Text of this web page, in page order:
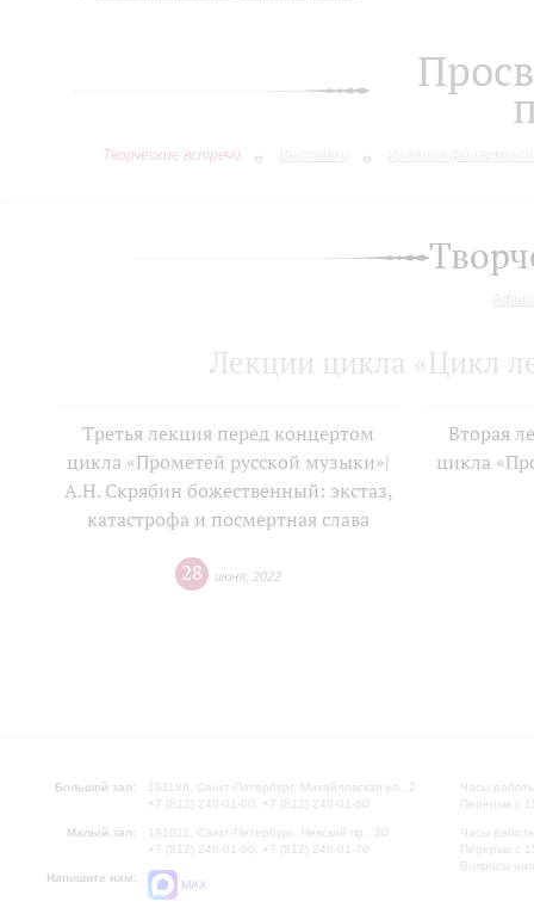
Творческие встречи
Лекции цикла «Цикл
Третья лекция перед концертом
цикла «Прометей русской музыки»|
А.Н. Скрябин божественный: экстаз,
катастрофа и посмертная слава
28 июня 2022
Вторая
цикла
Большой зал:
191186, Санкт-Петербург, Михайловская ул., 2
+7 (812) 240-01-00, +7 (812) 240-01-80
Малый зал:
191011, Санкт-Петербург, Невский пр., 30
+7 (812) 240-01-00, +7 (812) 240-01-70
Напишите нам:
MAX
Часы
Перерыв с
Часы
Перерыв с
Вопросы